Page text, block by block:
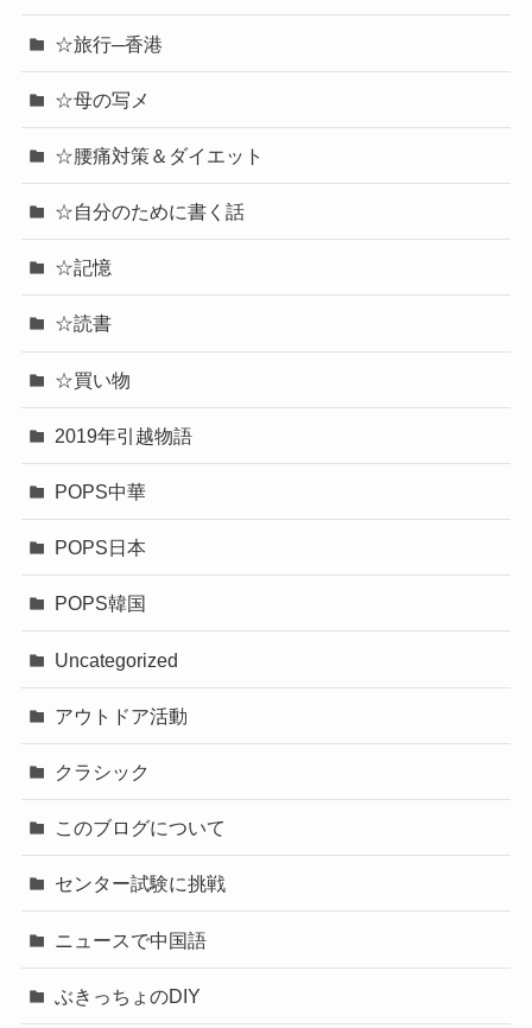
☆旅行─香港
☆母の写メ
☆腰痛対策＆ダイエット
☆自分のために書く話
☆記憶
☆読書
☆買い物
2019年引越物語
POPS中華
POPS日本
POPS韓国
Uncategorized
アウトドア活動
クラシック
このブログについて
センター試験に挑戦
ニュースで中国語
ぶきっちょのDIY